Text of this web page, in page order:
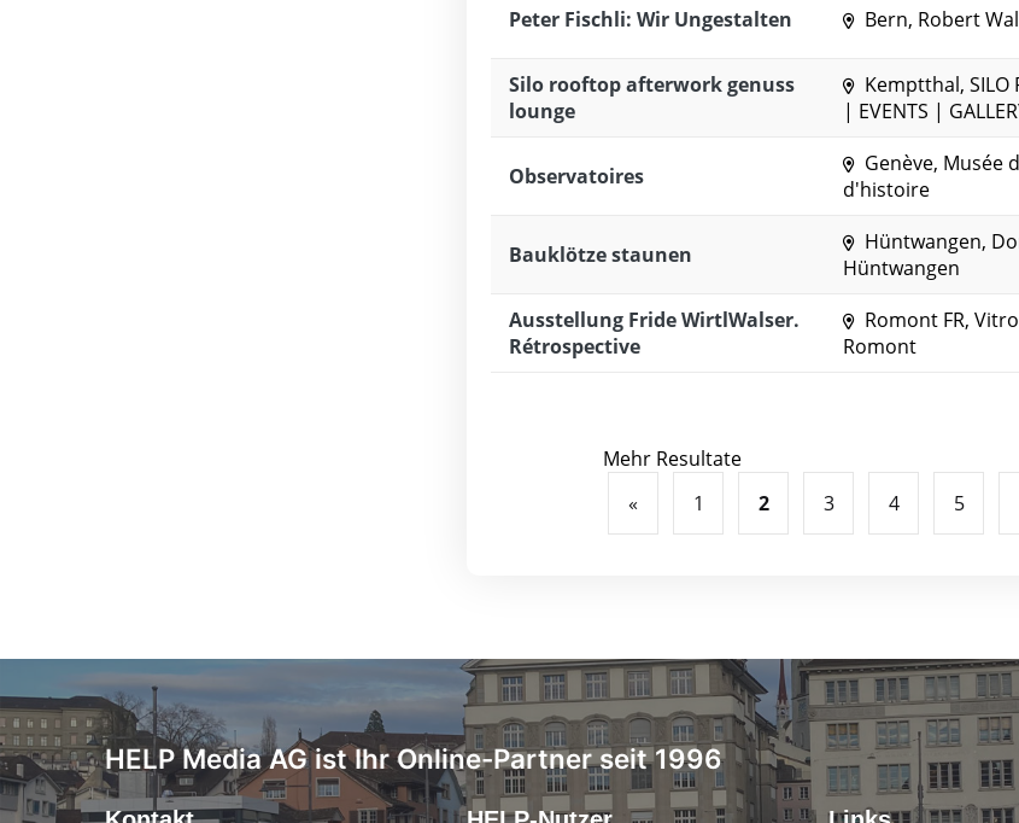
Peter Fischli: Wir Ungestalten Bern, Robert
Silo rooftop afterwork genuss
lounge
Kemptthal, SILO
| EVENTS |
Observatoires
Genève, Musée
d'histoire
Bauklötze staunen
Hüntwangen,
Hüntwangen
Ausstellung Fride WirtlWalser.
Rétrospective
Romont FR,
Romont
Mehr Resultate
«
1 2 3 4 5
HELP Media AG ist Ihr Online-Partner seit 1996